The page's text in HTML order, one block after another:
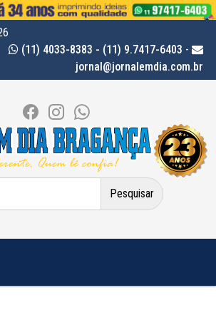
(11) 4033-8383 - (11) 9.7417-6403 -
jornal@jornalemdia.com.br